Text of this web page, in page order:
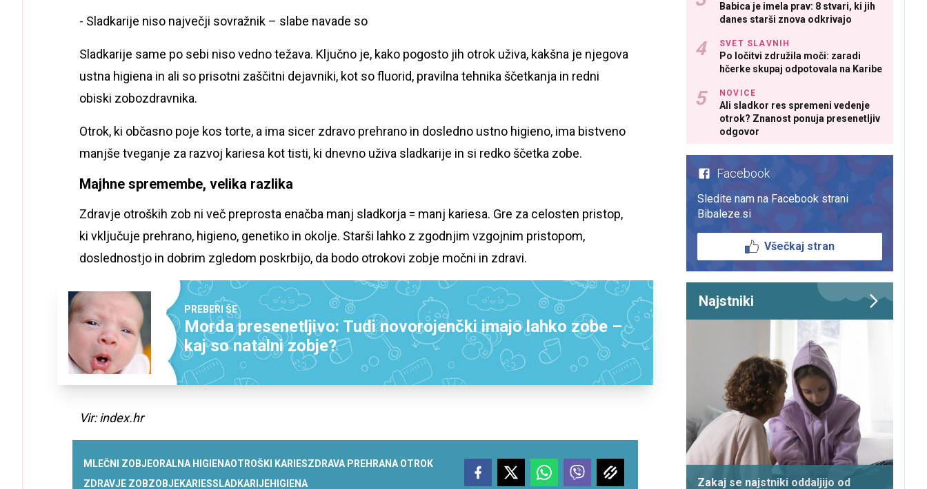
- Sladkarije niso največji sovražnik – slabe navade so
Sladkarije same po sebi niso vedno težava. Ključno je, kako pogosto jih otrok uživa, kakšna je njegova
ustna higiena in ali so prisotni zaščitni dejavniki, kot so fluorid, pravilna tehnika ščetkanja in redni
obiski zobozdravnika.
Otrok, ki občasno poje kos torte, a ima sicer zdravo prehrano in dosledno ustno higieno, ima bistveno
manjše tveganje za razvoj kariesa kot tisti, ki dnevno uživa sladkarije in si redko ščetka zobe.
Majhne spremembe, velika razlika
Zdravje otroških zob ni več preprosta enačba manj sladkorja = manj kariesa. Gre za celosten pristop,
ki vključuje prehrano, higieno, genetiko in okolje. Starši lahko z zgodnjim vzgojnim pristopom,
doslednostjo in dobrim zgledom poskrbijo, da bodo otrokovi zobje močni in zdravi.
PREBERI ŠE
Morda presenetljivo: Tudi novorojenčki imajo lahko zobe –
kaj so natalni zobje?
Vir: index.hr
MLEČNI ZOBJEORALNA HIGIENAOTROŠKI KARIESZDRAVA PREHRANA OTROK
ZDRAVJE ZOBZOBJEKARIESSLADKARIJEHIGIENA
Babica je imela prav: 8 stvari, ki jih
danes starši znova odkrivajo
SVET SLAVNIH
Po ločitvi združila moči: zaradi
hčerke skupaj odpotovala na Karibe
NOVICE
Ali sladkor res spremeni vedenje
otrok? Znanost ponuja presenetljiv
odgovor
Facebook
Sledite nam na Facebook strani
Bibaleze.si
Všečkaj stran
Najstniki
Zakaj se najstniki oddaljijo od